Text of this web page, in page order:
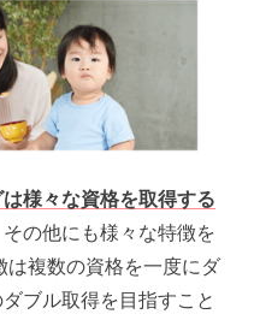
様々な資格を取得する
の他にも様々な特徴を
は複数の資格を一度にダ
ブル取得を目指すこと